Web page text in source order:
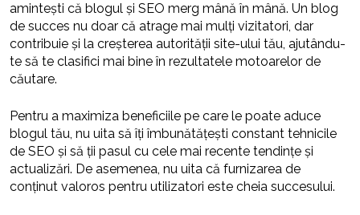
amintești că blogul și SEO merg mână în mână. Un blog
de succes nu doar că atrage mai mulți vizitatori, dar
contribuie și la creșterea autorității site-ului tău, ajutându-
te să te clasifici mai bine în rezultatele motoarelor de
căutare.
Pentru a maximiza beneficiile pe care le poate aduce
blogul tău, nu uita să îți îmbunătățești constant tehnicile
de SEO și să ții pasul cu cele mai recente tendințe și
actualizări. De asemenea, nu uita că furnizarea de
conținut valoros pentru utilizatori este cheia succesului.